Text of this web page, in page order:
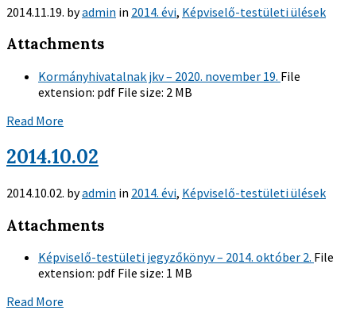
2014.11.19. byadmin in 2014. évi, Képviselő-testületi ülések
Attachments
Kormányhivatalnak jkv – 2020. november 19. File
extension: pdf File size: 2 MB
Read More
2014.10.02
2014.10.02. byadmin in 2014. évi, Képviselő-testületi ülések
Attachments
Képviselő-testületi jegyzőkönyv – 2014. október 2. File
extension: pdf File size: 1 MB
Read More